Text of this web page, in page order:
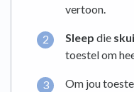
vertoon.
Sleep die
toestel om
Om jou